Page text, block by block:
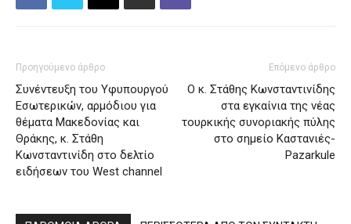
Προηγούμενο άρθρο
Συνέντευξη του Υφυπουργού
Εσωτερικών, αρμόδιου για
θέματα Μακεδονίας και
Θράκης, κ. Στάθη
Κωνσταντινίδη στο δελτίο
ειδήσεων του West channel
Επόμενο άρθρο
Ο κ. Στάθης Κωνσταντινίδης
στα εγκαίνια της νέας
τουρκικής συνοριακής πύλης
στο σημείο Καστανιές-
Pazarkule